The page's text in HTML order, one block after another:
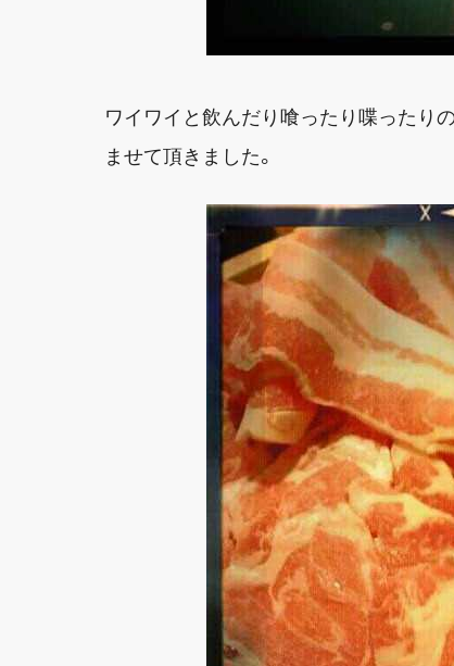
ワイワイと飲んだり喰ったり喋ったり
ませて頂きました。